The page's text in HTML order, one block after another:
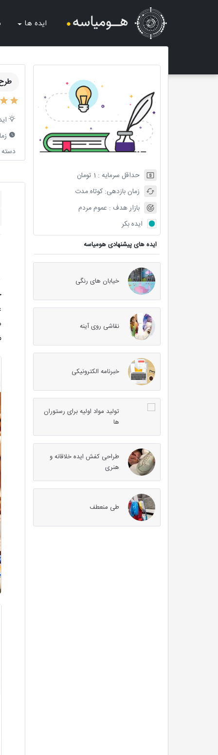
ایده ها
حداقل سرمایه : 1 تومان
زمان بازدهی:کوتاه مدت
بازار هدف : عموم مردم
ایده بکر
ایده های پیشنهادی هومیاسه
خیابان های رنگی
نقاشی روی آینه
خبرنامه الکترونیکی
تولید مواد اولیه برای رستوران
ها
طراحی کفش ایده خلاقانه و
هنری
طی منعطف